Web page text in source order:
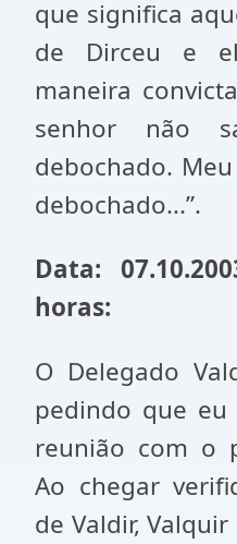
que significa
de Dirceu e
maneira
senhor não
debochado.
debochado...”.
Data:
horas:
O Delegado
pedindo que eu
reunião com o
Ao chegar
de Valdir,